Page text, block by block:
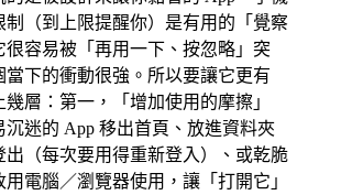
制（到上限提醒你）是有用的「覺察
很容易被「再用一下、按忽略」突
當下的衝動很強。所以要讓它更有
層：第一，「增加使用的摩擦」
迷的 App 移出首頁、放進資料夾
出（每次要用得重新登入）、或乾脆
電腦／瀏覽器使用，讓「打開它」